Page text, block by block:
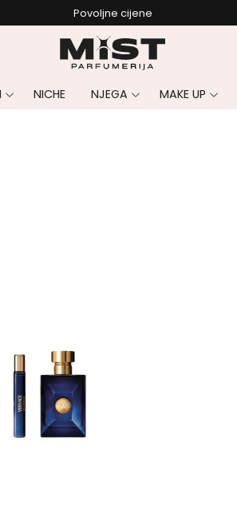
Povoljne cijene
NICHE NJEGA MAKE UP